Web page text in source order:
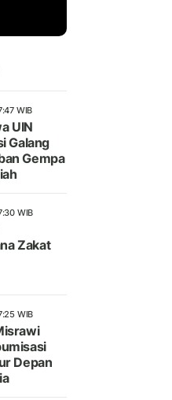
WIB
UIN
Galang
Gempa
WIB
Zakat
WIB
Depan